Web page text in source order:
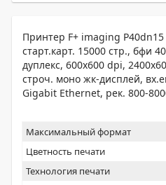
Принтер F+ imaging
старт.карт. 15000 стр., бфи
дуплекс, 600x600 dpi,
строч. моно жк-дисплей,
Gigabit Ethernet, рек. 800-
Максимальный формат
Цветность печати
Технология печати